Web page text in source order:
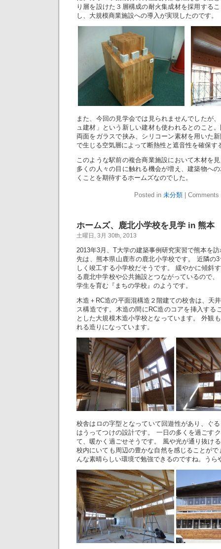
り層を設けた３層構成の耐火集成材を採用する
し、大規模商業施設への導入が実現したのです。
また、今回の見学会では見られませんでしたが
ュ建材」という新しい建材も使われるとのこと
両面をガラスで挟み、シリコーン素材を用いた
で生じる空気層によって断熱性と遮音性を確保す
このような駅前の複合商業施設において木材を
多くの人々の目に触れる機会が増え、建築物へ
くことを期待するホームズなのでした。
Posted in 未分類 Comments
ホームズ、鹿北小学校を見学 in 熊本
土曜日, 3月 30th, 2013
2013年3月、T大学の建築事例研究実習で熊本を
先は、熊本県山鹿市の鹿北小学校です。 近隣の
しく竣工する小学校だそうです。 緩やかに傾斜
る鹿北中学校や公共施設とつながっているので
学生を育む『まちの学校』のようです。
木造＋RC造の平面混構造２階建ての校舎は、天
ス構造です。木造の間にRC造のコアを挿入する
とした大規模木造小学校となっています。 外観
れる造りになっています。
校舎はロの字型となっていて回遊性があり、ぐ
はうってつけの設計です。 一日の多くを過ごす
て、暖かく過ごせそうです。 風や光が通り抜け
校内にいても周辺の豊かな自然を感じることが
んな素晴らしい環境で勉強できるのですね。うら